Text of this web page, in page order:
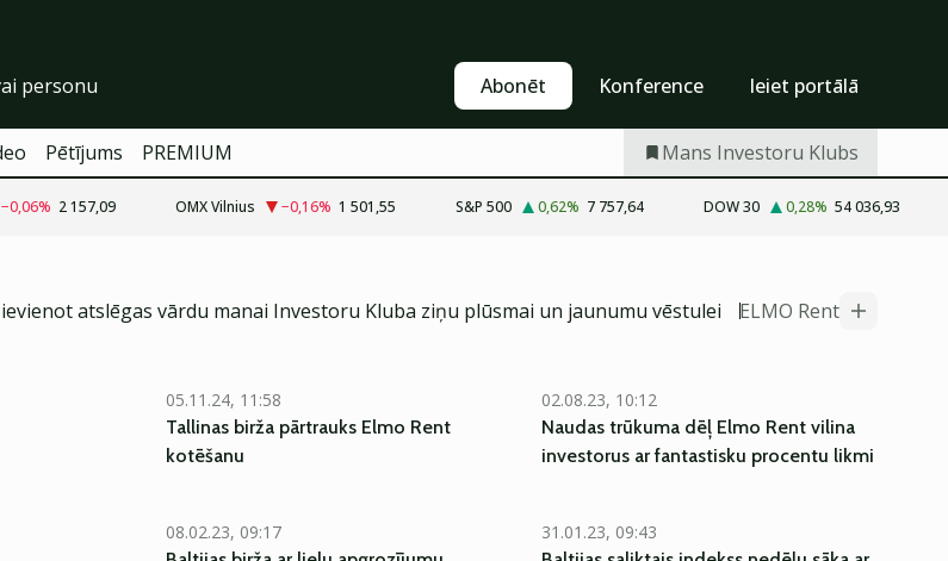
Abonēt Konference Ieiet portālā
Pētījums PREMIUM Mans Investoru Klubs
−0,06% 2 157,09 OMX Vilnius −0,16% 1 501,55 S&P 500 0,62% 7 757,64 DOW 30 0,28% 54 036,93
atslēgas vārdu manai Investoru Kluba ziņu plūsmai un jaunumu vēstulei ELMO Rent
05.11.24, 11:58
Tallinas birža pārtrauks Elmo Rent
kotēšanu
02.08.23, 10:12
Naudas trūkuma dēļ Elmo Rent vilina
investorus ar fantastisku procentu likmi
08.02.23, 09:17
31.01.23, 09:43